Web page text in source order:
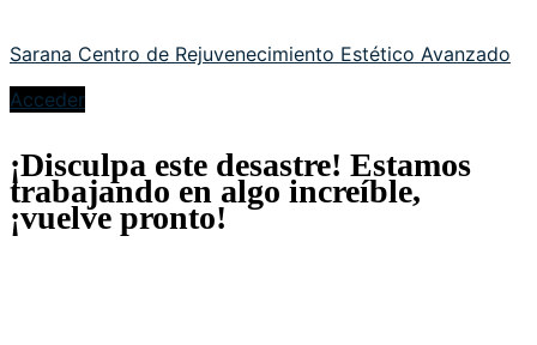
Sarana Centro de Rejuvenecimiento Estético Avanzado
Acceder
¡Disculpa este desastre! Estamos
trabajando en algo increíble,
¡vuelve pronto!